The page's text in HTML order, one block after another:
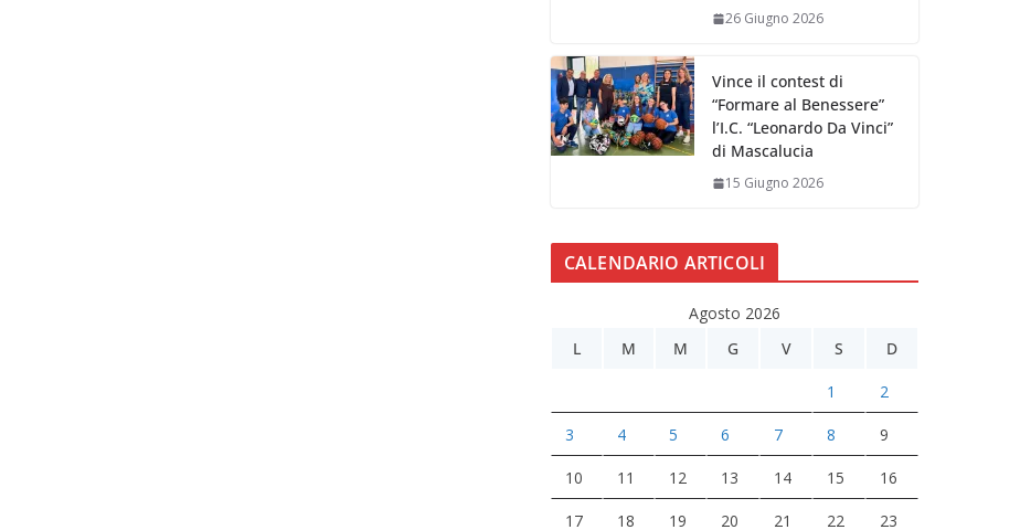
26 Giugno 2026
Vince il contest di
“Formare al Benessere”
l’I.C. “Leonardo Da Vinci”
di Mascalucia
15 Giugno 2026
CALENDARIO ARTICOLI
Agosto 2026
L
M M G V S D
1 2
3 4 5 6 7 8 9
10 11 12 13 14 15 16
17 18 19 20 21 22 23